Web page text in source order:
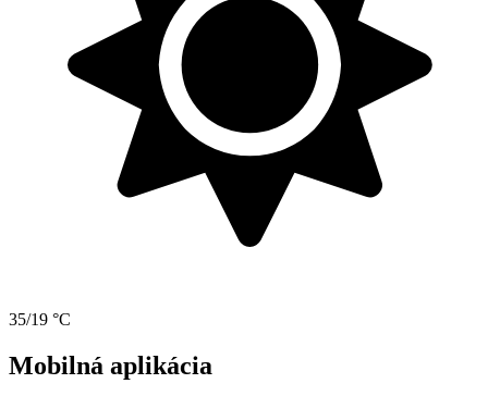
35/19 °C
Mobilná aplikácia